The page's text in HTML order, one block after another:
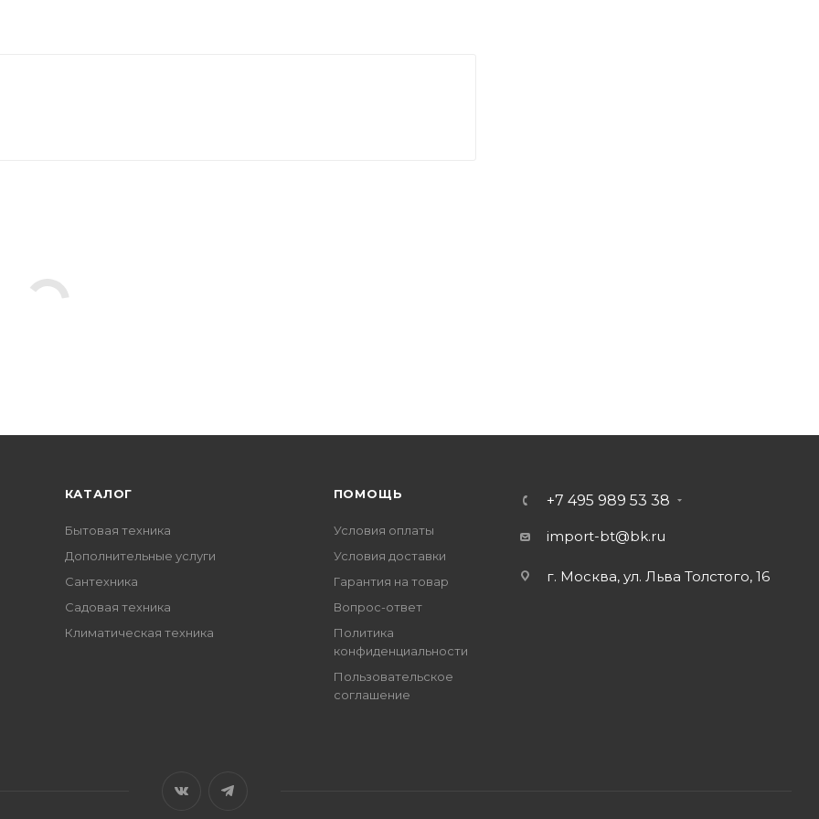
КАТАЛОГ
Бытовая техника
Дополнительные услуги
Сантехника
Садовая техника
Климатическая техника
ПОМОЩЬ
Условия оплаты
Условия доставки
Гарантия на товар
Вопрос-ответ
Политика
конфиденциальности
Пользовательское
соглашение
+7 495 989 53 38
import-bt@bk.ru
г. Москва, ул. Льва Толстого, 16